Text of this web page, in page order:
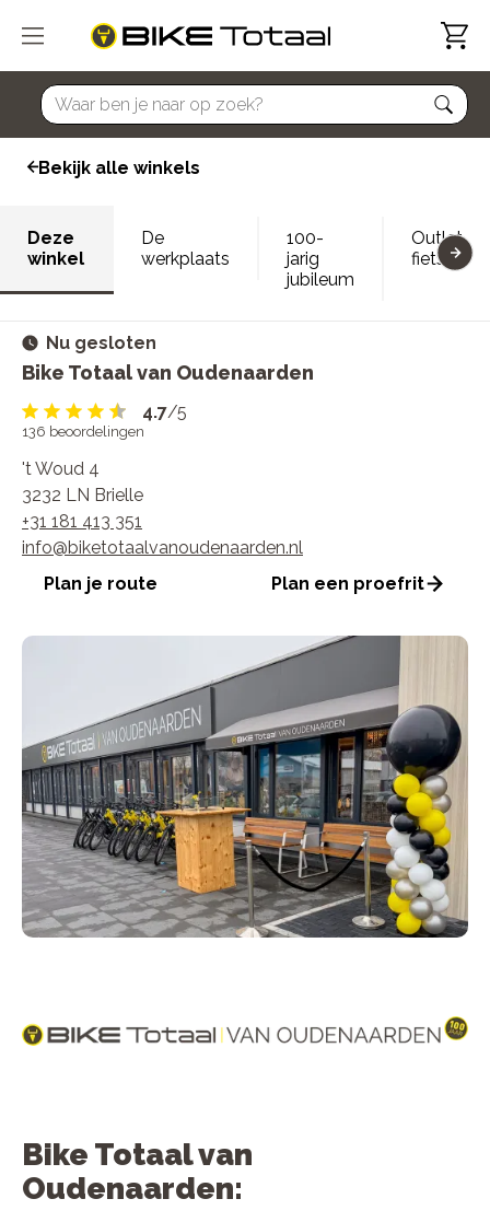
home
Bekijk alle winkels
Deze
winkel
De
werkplaats
100-
jarig
jubileum
Outlet
fietsen
Nu gesloten
Bike Totaal van Oudenaarden
4.7/5
136 beoordelingen
't Woud 4
3232 LN Brielle
+31 181 413 351
info@biketotaalvanoudenaarden.nl
Plan je route
Plan een proefrit
Bike Totaal van
Oudenaarden: